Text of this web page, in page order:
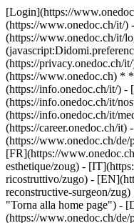
[Login](https://
(https://www.onedoc.ch/it/)
(https://www.onedoc.ch/it/
(https://privacy.onedoc.ch/
(https://www.onedoc.ch) *
(https://info.onedoc.ch/it/) -
(https://info.onedoc.ch/it/
(https://info.onedoc.ch/it/
(https://career.onedoc.ch/it)
(https://www.onedoc.ch/
[FR](https://
esthetique/zoug) -
ricostruttivo/zugo) -
reconstructive-surgeon/
"Torna alla home page") -
(https://www.onedoc.ch/